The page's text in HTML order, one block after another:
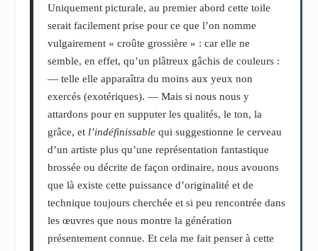
Uniquement picturale, au premier abord cette toile
serait facilement prise pour ce que l’on nomme
vulgairement « croûte grossière » : car elle ne
semble, en effet, qu’un plâtreux gâchis de couleurs :
— telle elle apparaîtra du moins aux yeux non
exercés (exotériques). — Mais si nous nous y
attardons pour en supputer les qualités, le ton, la
grâce, et l’indéfinissablequi suggestionne le cerveau
d’un artiste plus qu’une représentation fantastique
brossée ou décrite de façon ordinaire, nous avouons
que là existe cette puissance d’originalité et de
technique toujours cherchée et si peu rencontrée dans
les œuvres que nous montre la génération
présentement connue. Et cela me fait penser à cette